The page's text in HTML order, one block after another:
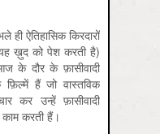
ही ऐतिहासिक किरदारों
ख़ुद को पेश करती है)
के दौर के फ़ासीवादी
हैं जो वास्तविक
कर उन्हें फ़ासीवादी
करती हैं।